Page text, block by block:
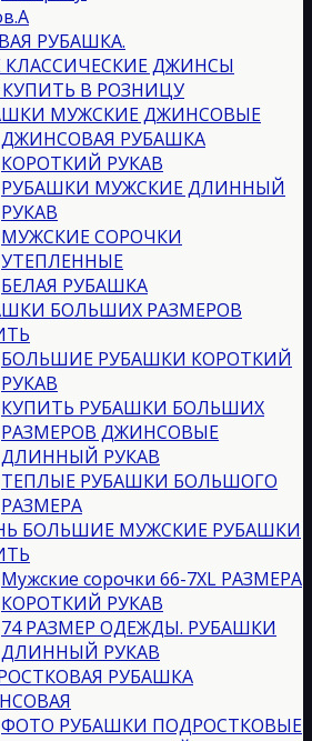
РУБАШКА.
ДЖИНСЫ
В РОЗНИЦУ
МУЖСКИЕ ДЖИНСОВЫЕ
ДЖИНСОВАЯ РУБАШКА
КОРОТКИЙ РУКАВ
РУБАШКИ МУЖСКИЕ ДЛИННЫЙ
РУКАВ
МУЖСКИЕ СОРОЧКИ
УТЕПЛЕННЫЕ
БЕЛАЯ РУБАШКА
БОЛЬШИХ РАЗМЕРОВ
БОЛЬШИЕ РУБАШКИ КОРОТКИЙ
РУКАВ
КУПИТЬ РУБАШКИ БОЛЬШИХ
РАЗМЕРОВ ДЖИНСОВЫЕ
ДЛИННЫЙ РУКАВ
ТЕПЛЫЕ РУБАШКИ БОЛЬШОГО
РАЗМЕРА
БОЛЬШИЕ МУЖСКИЕ РУБАШКИ
Мужские сорочки 66-7XL РАЗМЕРА
КОРОТКИЙ РУКАВ
74 РАЗМЕР ОДЕЖДЫ. РУБАШКИ
ДЛИННЫЙ РУКАВ
РУБАШКА
ФОТО РУБАШКИ ПОДРОСТКОВЫЕ